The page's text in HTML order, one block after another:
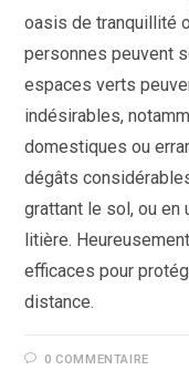
oasis de tranquillité
personnes peuvent
espaces verts
indésirables,
domestiques ou
dégâts
grattant le sol, ou
litière.
efficaces pour
distance.
0 COMMENTAIRE